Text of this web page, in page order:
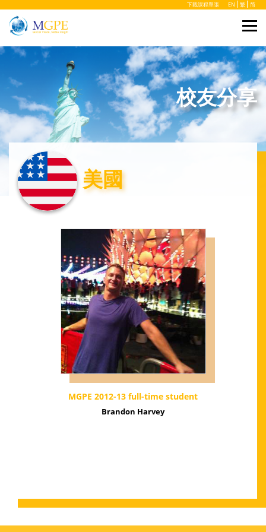
下載課程單張 EN 繁 简
校友分享
美國
MGPE 2012-13 full-time student
Brandon Harvey